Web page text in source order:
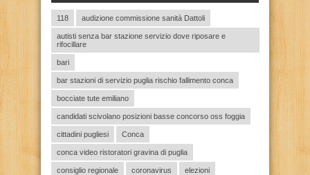
118 audizione commissione sanità Dattoli
autisti senza bar stazione servizio dove riposare e
rifocillare
bari
bar stazioni di servizio puglia rischio fallimento conca
bocciate tute emiliano
candidati scivolano posizioni basse concorso oss foggia
cittadini pugliesi Conca
conca video ristoratori gravina di puglia
consiglio regionale coronavirus elezioni